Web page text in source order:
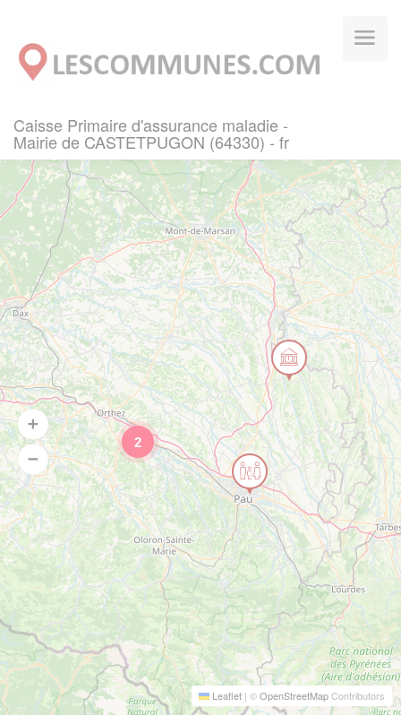
Caisse Primaire d'assurance maladie -
Mairie de CASTETPUGON (64330) - fr
2
Leaflet | ©OpenStreetMapContributors